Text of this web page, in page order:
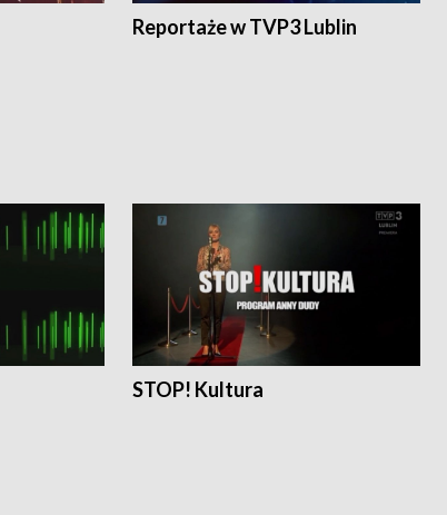
Reportaże w TVP3 Lublin
STOP! Kultura